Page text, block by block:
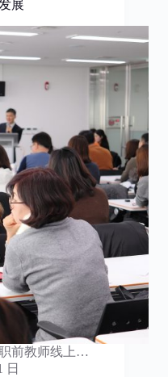
展
前教师线上…
日